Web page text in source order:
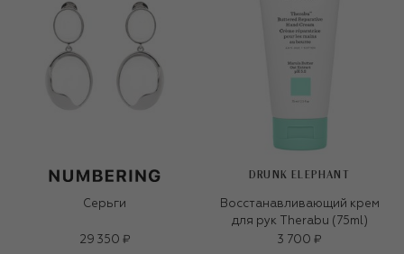
Серьги
29 350 ₽
DRUNK ELEPHANT
Восстанавливающий крем
для рук Therabu (75ml)
3 700 ₽